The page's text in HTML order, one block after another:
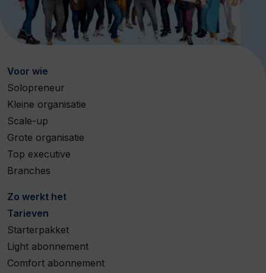
Voor wie
Solopreneur
Kleine organisatie
Scale-up
Grote organisatie
Top executive
Branches
Zo werkt het
Tarieven
Starterpakket
Light abonnement
Comfort abonnement